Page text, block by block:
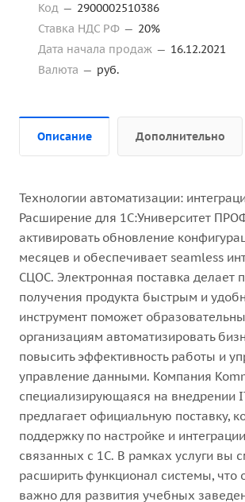
Код — 2900002510386
Ставка НДС РФ — 20%
Дата начала продаж — 16.12.2021
Валюта — руб.
Описание Дополнительно
Технологии автоматизации:
Расширение для 1С:Университет
активировать обновление
месяцев и обеспечивает seamless
СЦОС. Электронная поставка делает
получения продукта быстрым и
инструмент поможет
организациям автоматизировать
повысить эффективность работы и
управление данными. Компания
специализирующаяся на внедрении
предлагает официальную поставку,
поддержку по настройке и
связанных с 1С. В рамках услуги вы
расширить функционал системы, что
важно для развития учебных